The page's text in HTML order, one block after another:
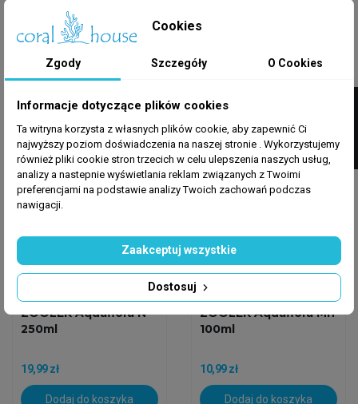
Plant One 500 Ml -
Nawóz Żelazowy Do...
64,00 zł
Dodaj do koszyka
Makroelementowy
Wysyłka w 24h
ZOOLEK Aquaflora N
250ml
19,99 zł
Dodaj do koszyka
Wysyłka w 24h
ZOOLEK
ZOOLEK Aquaflora Mn
100ml
10,99 zł
Dodaj do koszyka
Cookies
Zgody Szczegóły O Cookies
Informacje dotyczące plików cookies
Ta witryna korzysta z własnych plików cookie, aby zapewnić Ci
najwyższy poziom doświadczenia na naszej stronie . Wykorzystujemy
również pliki cookie stron trzecich w celu ulepszenia naszych usług,
analizy a nastepnie wyświetlania reklam związanych z Twoimi
preferencjami na podstawie analizy Twoich zachowań podczas
nawigacji.
Dostosuj
Zaakceptuj wszystkie